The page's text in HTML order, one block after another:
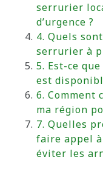
serrurier
d’urgence ?
4. Quels
serrurier à
5. Est-ce
est
6. Comment
ma région
7. Quelles
faire appel
éviter les